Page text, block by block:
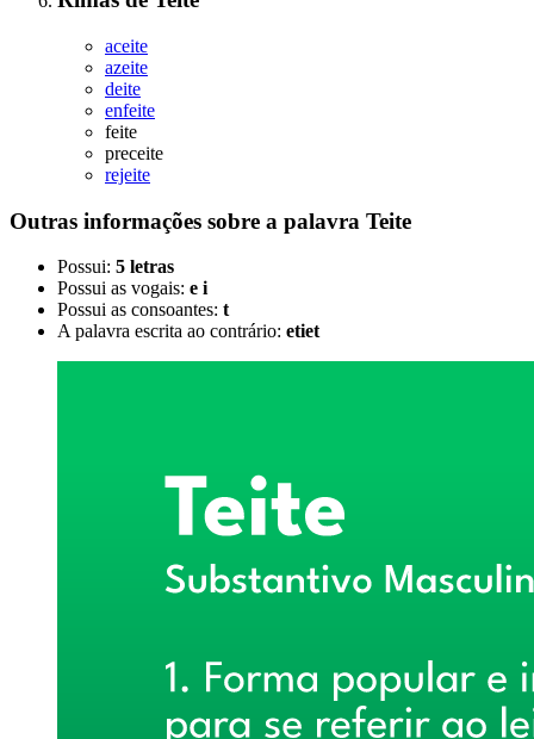
aceite
azeite
deite
enfeite
feite
preceite
rejeite
Outras informações sobre a palavra Teite
Possui: 5 letras
Possui as vogais: e i
Possui as consoantes: t
A palavra escrita ao contrário: etiet